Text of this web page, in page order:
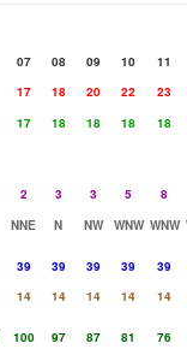
07 08 09 10
11
17 18 20 22
23
17 18 18 18
18
2 3 3 5
8
NNE N NW WNW WNW
39 39 39 39
39
14 14 14 14
14
100 97 87 81
76